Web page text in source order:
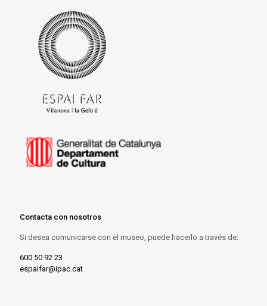
Contacta con nosotros
Si desea comunicarse con el museo, puede hacerlo a través de:
600 50 92 23
espaifar@ipac.cat